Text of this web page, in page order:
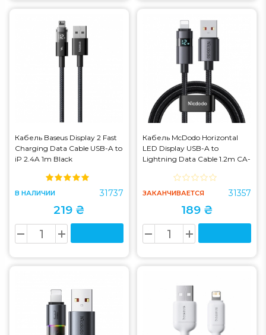
Кабель Baseus Display 2 Fast
Charging Data Cable USB-A to
iP 2.4A 1m Black
В НАЛИЧИИ 31737
219 ₴
Кабель McDodo Horizontal
LED Display USB-A to
Lightning Data Cable 1.2m CA-
ЗАКАНЧИВАЕТСЯ 31357
189 ₴